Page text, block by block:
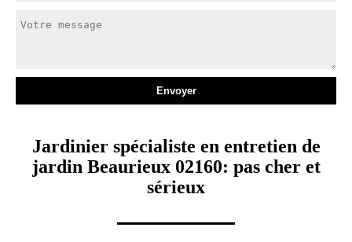
Jardinier spécialiste en entretien de
jardin Beaurieux 02160: pas cher et
sérieux